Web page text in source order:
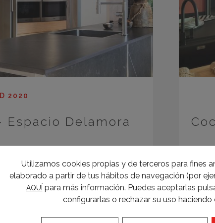
2020
Espacio Delamora
Utilizamos cookies propias y de terceros para fines
elaborado a partir de tus hábitos de navegación (por
AQUÍ para más información. Puedes aceptarlas
configurarlas o rechazar su uso haciendo